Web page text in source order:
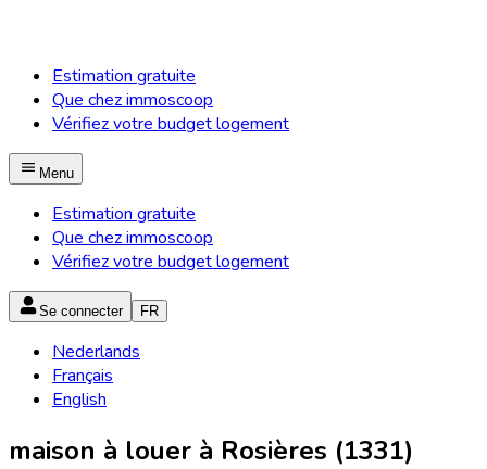
Estimation gratuite
Que chez immoscoop
Vérifiez votre budget logement
Menu
Estimation gratuite
Que chez immoscoop
Vérifiez votre budget logement
Se connecter FR
Nederlands
Français
English
maison à louer à Rosières (1331)